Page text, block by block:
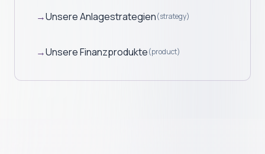
→Unsere Anlagestrategien(strategy)
→Unsere Finanzprodukte(product)